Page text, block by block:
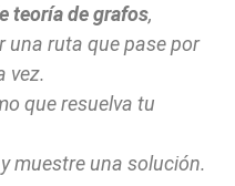
teoría de grafos,
una ruta que pase por
vez.
que resuelva tu
muestre una solución.